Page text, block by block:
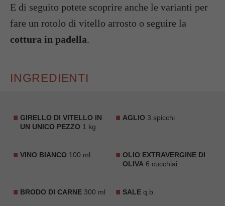
E di seguito potete scoprire anche le varianti per
fare un rotolo di vitello arrosto o seguire la
cottura in padella.
INGREDIENTI
GIRELLO DI VITELLO IN
UN UNICO PEZZO 1 kg
AGLIO 3 spicchi
VINO BIANCO 100 ml
OLIO EXTRAVERGINE DI
OLIVA 6 cucchiai
BRODO DI CARNE 300 ml SALE q.b.